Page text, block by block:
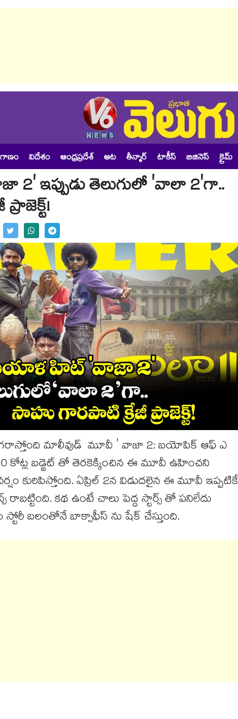
విదేశం ఆంధ్రప్రదేశ్ ఆట తీన్మార్ టాకీస్ బిజినెస్ క్రైమ్
ఇప్పుడు తెలుగులో 'వాలా 2'గా..
మాలీవుడ్ మూవీ ' వాజా 2: బయోపిక్ ఆఫ్ ఎ
కోట్ల బడ్జెట్ తో తెరకెక్కించిన ఈ మూవీ ఉహించని
కురిపిస్తోంది. ఏప్రిల్ 2న విడుదలైన ఈ మూవీ ఇప్పటికే
రాబట్టింది. కథ ఉంటే చాలు పెద్ద స్టార్స్ తో పనిలేదు
స్టోరీ బలంతోనే బాక్సాఫీస్ ను షేక్ చేస్తుంది.